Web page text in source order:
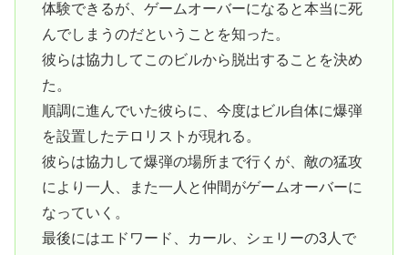
体験できるが、ゲームオーバーになると本当に死
んでしまうのだということを知った。
彼らは協力してこのビルから脱出することを決め
た。
順調に進んでいた彼らに、今度はビル自体に爆弾
を設置したテロリストが現れる。
彼らは協力して爆弾の場所まで行くが、敵の猛攻
により一人、また一人と仲間がゲームオーバーに
なっていく。
最後にはエドワード、カール、シェリーの3人で